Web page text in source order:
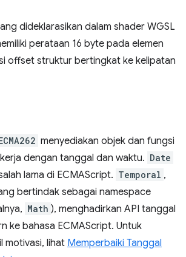
dideklarasikan dalam shader WGSL
perataan 16 byte pada elemen
offset struktur bertingkat ke kelipatan
menyediakan objek dan fungsi
dengan tanggal dan waktu. Date
lama di ECMAScript. Temporal ,
bertindak sebagai namespace
Math ), menghadirkan API tanggal
ke bahasa ECMAScript. Untuk
motivasi, lihat Memperbaiki Tanggal